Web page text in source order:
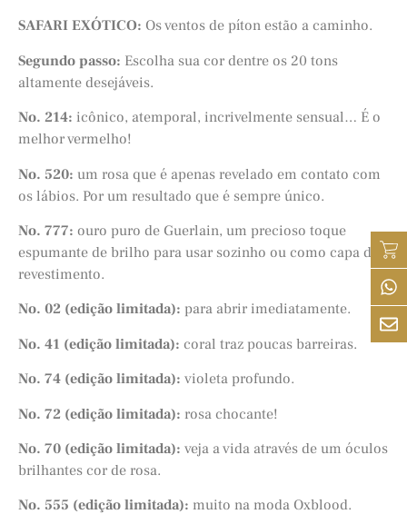
SAFARI EXÓTICO: Os ventos de píton estão a caminho.
Segundo passo: Escolha sua cor dentre os 20 tons
altamente desejáveis.
No. 214: icônico, atemporal, incrivelmente sensual… É o
melhor vermelho!
No. 520: um rosa que é apenas revelado em contato com
os lábios. Por um resultado que é sempre único.
No. 777: ouro puro de Guerlain, um precioso toque
espumante de brilho para usar sozinho ou como capa de
revestimento.
No. 02 (edição limitada): para abrir imediatamente.
No. 41 (edição limitada): coral traz poucas barreiras.
No. 74 (edição limitada): violeta profundo.
No. 72 (edição limitada): rosa chocante!
No. 70 (edição limitada): veja a vida através de um óculos
brilhantes cor de rosa.
No. 555 (edição limitada): muito na moda Oxblood.